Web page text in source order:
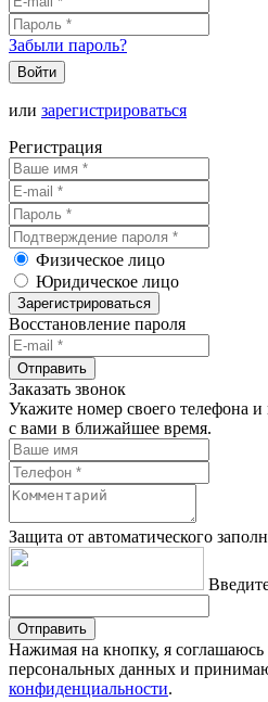
Забыли пароль?
Войти
или зарегистрироваться
Регистрация
Физическое лицо
Юридическое лицо
Зарегистрироваться
Восстановление пароля
Отправить
Заказать звонок
Укажите номер своего телефона
с вами в ближайшее время.
Защита от автоматического
Отправить
Нажимая на кнопку, я соглашаюсь
персональных данных и
конфиденциальности.